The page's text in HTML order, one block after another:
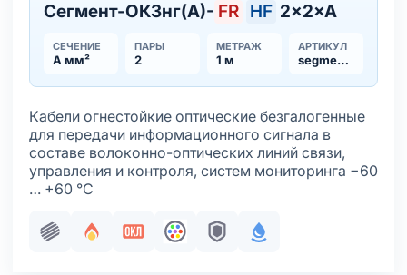
Сегмент-ОКЗнг(А)- FR HF 2×2×А
СЕЧЕНИЕ
А мм²
ПАРЫ
2
МЕТРАЖ
1 м
АРТИКУЛ
segment-okznga-frhf
Кабели огнестойкие оптические безгалогенные
для передачи информационного сигнала в
составе волоконно-оптических линий связи,
управления и контроля, систем мониторинга −60
… +60 °С
Пучковая скрутка
Огнестойкость
Сертификация в составе ОКЛ
Оптическое волокно
БроняС